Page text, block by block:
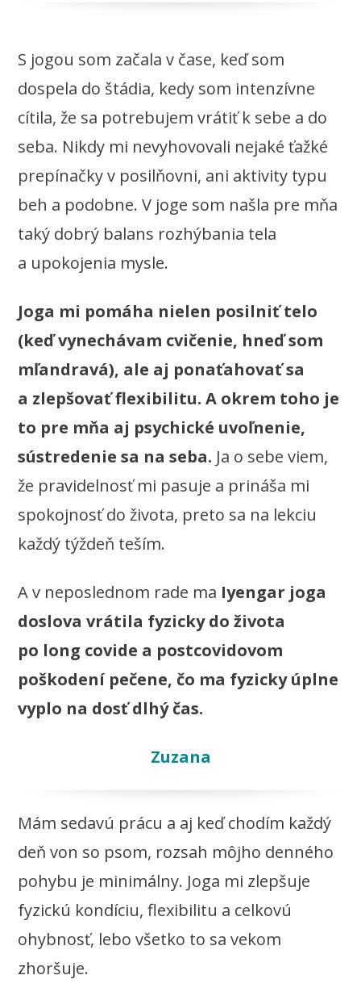
S jogou som začala v čase, keď som
dospela do štádia, kedy som intenzívne
cítila, že sa potrebujem vrátiť k sebe a do
seba. Nikdy mi nevyhovovali nejaké ťažké
prepínačky v posilňovni, ani aktivity typu
beh a podobne. V joge som našla pre mňa
taký dobrý balans rozhýbania tela
a upokojenia mysle.
Joga mi pomáha nielen posilniť telo
(keď vynechávam cvičenie, hneď som
mľandravá), ale aj ponaťahovať sa
a zlepšovať flexibilitu. A okrem toho je
to pre mňa aj psychické uvoľnenie,
sústredenie sa na seba. Ja o sebe viem,
že pravidelnosť mi pasuje a prináša mi
spokojnosť do života, preto sa na lekciu
každý týždeň teším.
A v neposlednom rade ma Iyengar joga
doslova vrátila fyzicky do života
po long covide a postcovidovom
poškodení pečene, čo ma fyzicky úplne
vyplo na dosť dlhý čas.
Zuzana
Mám sedavú prácu a aj keď chodím každý
deň von so psom, rozsah môjho denného
pohybu je minimálny. Joga mi zlepšuje
fyzickú kondíciu, flexibilitu a celkovú
ohybnosť, lebo všetko to sa vekom
zhoršuje.